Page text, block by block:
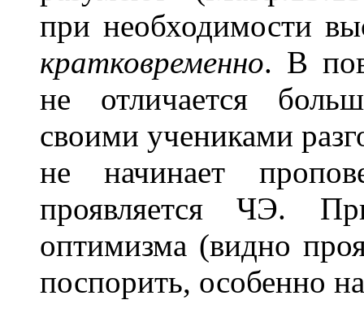
при необходимости
кратковременно. В
не отличается
своими учениками
не начинает
проявляется ЧЭ.
оптимизма (видно
поспорить, особенно